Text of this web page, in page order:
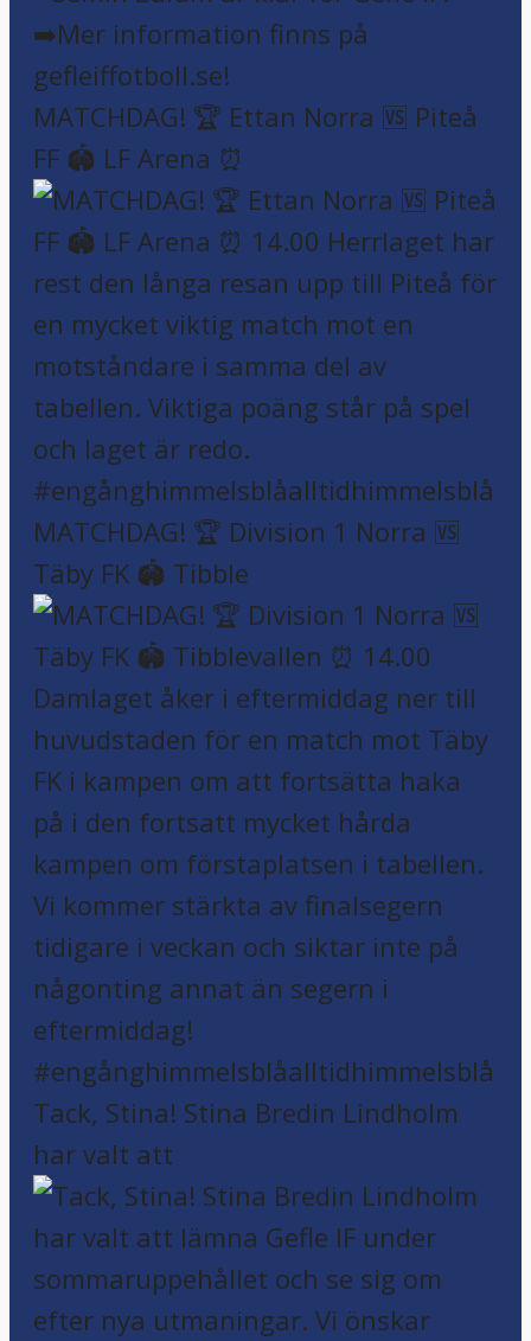
MATCHDAG! 🏆 Ettan Norra 🆚 Piteå
FF 🏟️ LF Arena ⏰
MATCHDAG! 🏆 Division 1 Norra 🆚
Täby FK 🏟️ Tibble
Tack, Stina! Stina Bredin Lindholm
har valt att